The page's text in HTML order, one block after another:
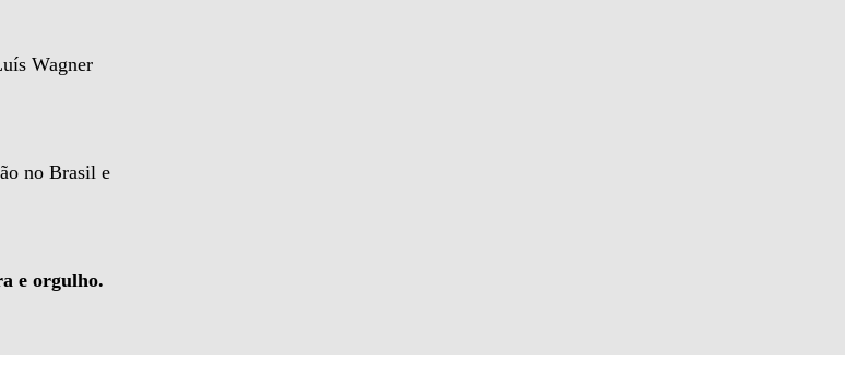
Wagner
no Brasil e
e orgulho.